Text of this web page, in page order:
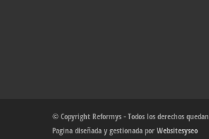
© Copyright Reformys - Todos los derechos
Pagina diseñada y gestionada por Websitesyseo